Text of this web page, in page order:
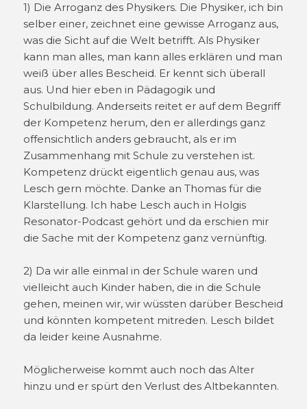
1) Die Arroganz des Physikers. Die Physiker, ich bin
selber einer, zeichnet eine gewisse Arroganz aus,
was die Sicht auf die Welt betrifft. Als Physiker
kann man alles, man kann alles erklären und man
weiß über alles Bescheid. Er kennt sich überall
aus. Und hier eben in Pädagogik und
Schulbildung. Anderseits reitet er auf dem Begriff
der Kompetenz herum, den er allerdings ganz
offensichtlich anders gebraucht, als er im
Zusammenhang mit Schule zu verstehen ist.
Kompetenz drückt eigentlich genau aus, was
Lesch gern möchte. Danke an Thomas für die
Klarstellung. Ich habe Lesch auch in Holgis
Resonator-Podcast gehört und da erschien mir
die Sache mit der Kompetenz ganz vernünftig.
2) Da wir alle einmal in der Schule waren und
vielleicht auch Kinder haben, die in die Schule
gehen, meinen wir, wir wüssten darüber Bescheid
und könnten kompetent mitreden. Lesch bildet
da leider keine Ausnahme.
Möglicherweise kommt auch noch das Alter
hinzu und er spürt den Verlust des Altbekannten.